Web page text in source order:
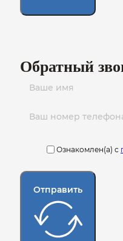
Обратный
Ознакомлен(а) с
Отправить